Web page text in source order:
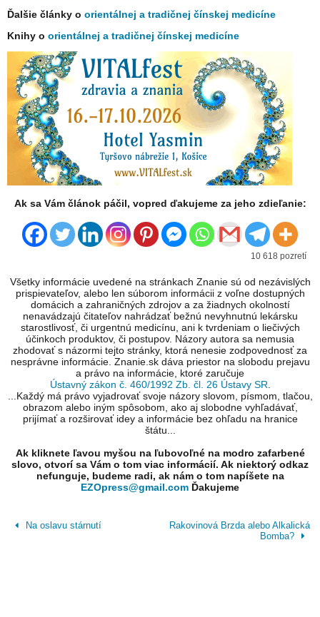
Ďalšie články o orientálnej a tradičnej čínskej medicíne
Knihy o orientálnej a tradičnej čínskej medicíne
Ak sa Vám článok páčil, vopred ďakujeme za jeho zdieľanie:
10 618 pozretí
Všetky informácie uvedené na stránkach Znanie sú od nezávislých
prispievateľov, alebo len súborom informácii z voľne dostupných
domácich a zahraničných zdrojov a za žiadnych okolností
nenavádzajú čitateľov nahrádzať bežnú nevyhnutnú lekársku
starostlivosť, či urgentnú medicínu, ani k tvrdeniam o liečivých
účinkoch produktov, či postupov. Názory autora sa nemusia
zhodovať s názormi tejto stránky, ktorá nenesie zodpovednosť za
nesprávne informácie. Znanie.sk dáva priestor na slobodu prejavu
a právo na informácie, ktoré zaručuje
Ústavný zákon č. 460/1992 Zb. čl. 26 Ústavy SR
...Každý má právo vyjadrovať svoje názory slovom, písmom, tlačou,
obrazom alebo iným spôsobom, ako aj slobodne vyhľadávať,
prijímať a rozširovať idey a informácie bez ohľadu na hranice
štátu...
Ak kliknete ľavou myšou na ľubovoľné na modro zafarbené
slovo, otvorí sa Vám o tom viac informácií. Ak niektorý odkaz
nefunguje, budeme radi, ak nám o tom napíšete na
EZOpress@gmail.com Ďakujeme
Na oslavu stárnutí
Rakovinová Brzda alebo Alkalická
Bomba?